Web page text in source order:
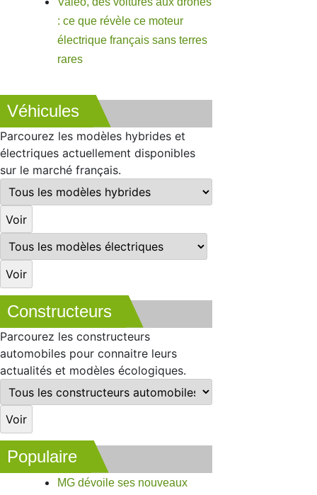
: ce que révèle ce moteur
électrique français sans terres
rares
Véhicules
Parcourez les modèles hybrides et
électriques actuellement disponibles
sur le marché français.
Constructeurs
Parcourez les constructeurs
automobiles pour connaitre leurs
actualités et modèles écologiques.
Populaire
MG dévoile ses nouveaux